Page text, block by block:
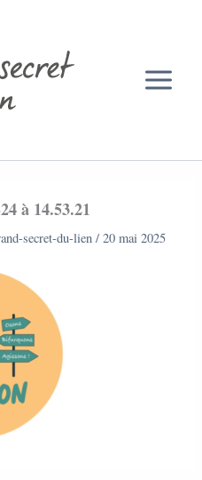
à 14.53.21
secret-du-lien/20 mai 2025